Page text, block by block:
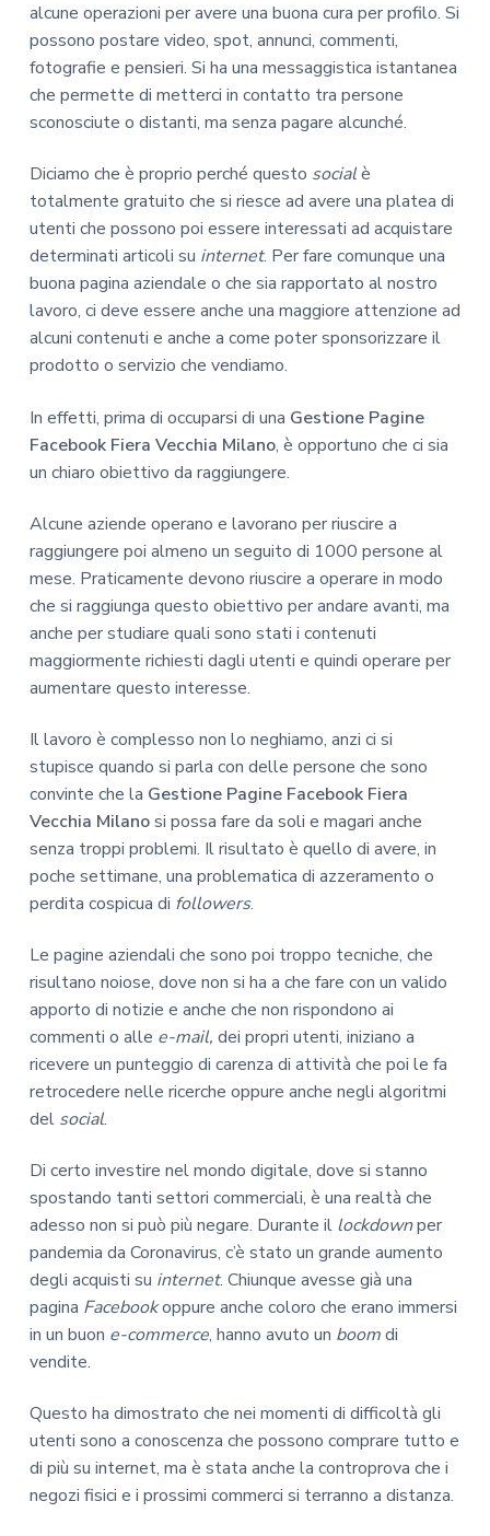
alcune operazioni per avere una buona cura per profilo. Si
possono postare video, spot, annunci, commenti,
fotografie e pensieri. Si ha una messaggistica istantanea
che permette di metterci in contatto tra persone
sconosciute o distanti, ma senza pagare alcunché.
Diciamo che è proprio perché questo socialè
totalmente gratuito che si riesce ad avere una platea di
utenti che possono poi essere interessati ad acquistare
determinati articoli su internet. Per fare comunque una
buona pagina aziendale o che sia rapportato al nostro
lavoro, ci deve essere anche una maggiore attenzione ad
alcuni contenuti e anche a come poter sponsorizzare il
prodotto o servizio che vendiamo.
In effetti, prima di occuparsi di una Gestione Pagine
Facebook Fiera Vecchia Milano, è opportuno che ci sia
un chiaro obiettivo da raggiungere.
Alcune aziende operano e lavorano per riuscire a
raggiungere poi almeno un seguito di 1000 persone al
mese. Praticamente devono riuscire a operare in modo
che si raggiunga questo obiettivo per andare avanti, ma
anche per studiare quali sono stati i contenuti
maggiormente richiesti dagli utenti e quindi operare per
aumentare questo interesse.
Il lavoro è complesso non lo neghiamo, anzi ci si
stupisce quando si parla con delle persone che sono
convinte che la Gestione Pagine Facebook Fiera
Vecchia Milanosi possa fare da soli e magari anche
senza troppi problemi. Il risultato è quello di avere, in
poche settimane, una problematica di azzeramento o
perdita cospicua di followers.
Le pagine aziendali che sono poi troppo tecniche, che
risultano noiose, dove non si ha a che fare con un valido
apporto di notizie e anche che non rispondono ai
commenti o alle e-mail, dei propri utenti, iniziano a
ricevere un punteggio di carenza di attività che poi le fa
retrocedere nelle ricerche oppure anche negli algoritmi
del social.
Di certo investire nel mondo digitale, dove si stanno
spostando tanti settori commerciali, è una realtà che
adesso non si può più negare. Durante il lockdownper
pandemia da Coronavirus, c’è stato un grande aumento
degli acquisti su internet. Chiunque avesse già una
pagina Facebookoppure anche coloro che erano immersi
in un buon e-commerce, hanno avuto un boomdi
vendite.
Questo ha dimostrato che nei momenti di difficoltà gli
utenti sono a conoscenza che possono comprare tutto e
di più su internet, ma è stata anche la controprova che i
negozi fisici e i prossimi commerci si terranno a distanza.